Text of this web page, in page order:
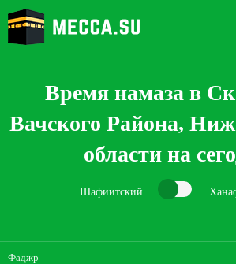
Время намаза в
Вачского Района,
области на
Шафиитский
Фаджр